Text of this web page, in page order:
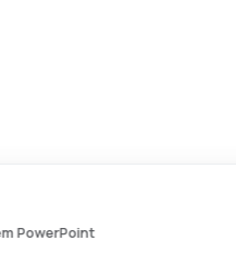
Dashboards - Modelo